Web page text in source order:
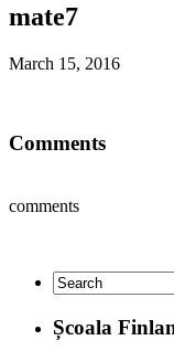
mate7
March 15, 2016
Comments
comments
Școala